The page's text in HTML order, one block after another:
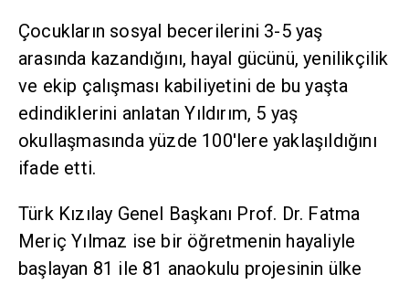
Çocukların sosyal becerilerini 3-5 yaş
arasında kazandığını, hayal gücünü, yenilikçilik
ve ekip çalışması kabiliyetini de bu yaşta
edindiklerini anlatan Yıldırım, 5 yaş
okullaşmasında yüzde 100'lere yaklaşıldığını
ifade etti.
Türk Kızılay Genel Başkanı Prof. Dr. Fatma
Meriç Yılmaz ise bir öğretmenin hayaliyle
başlayan 81 ile 81 anaokulu projesinin ülke